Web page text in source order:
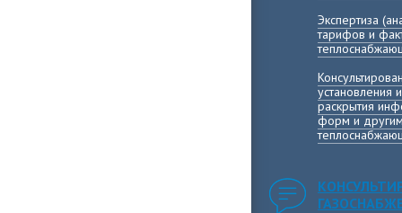
Экспертиза
тарифов и
установления
раскрытия
форм и